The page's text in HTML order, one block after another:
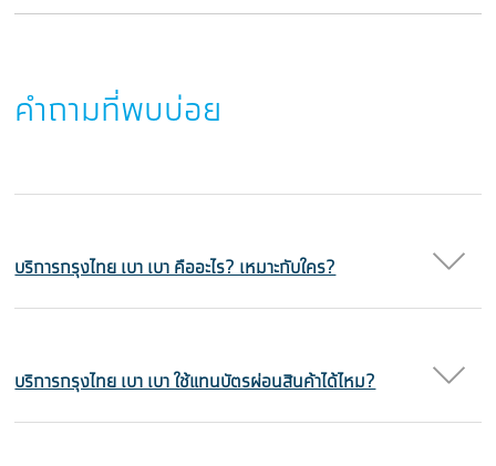
คำถามที่พบบ่อย
บริการกรุงไทย เบา เบา คืออะไร? เหมาะกับใคร?
บริการกรุงไทย เบา เบา ใช้แทนบัตรผ่อนสินค้าได้ไหม?